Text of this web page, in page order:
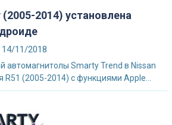
2014) установлена
14/11/2018
автомагнитолы Smarty Trend в Nissan
R51 (2005-2014) с функциями Apple...